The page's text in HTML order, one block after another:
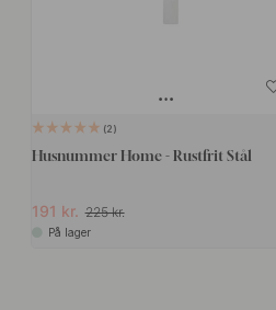
2
Husnummer Home - Rustfrit Stål
191 kr. 225 kr.
På lager